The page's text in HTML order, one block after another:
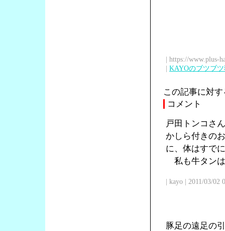
| https://www.plus-
| KAYOのブツブ
この記事に対
コメント
戸田トンコさ
かしら付きの
に、体はすで
私も牛タン
| kayo | 2011/03/02
豚足の遠足の